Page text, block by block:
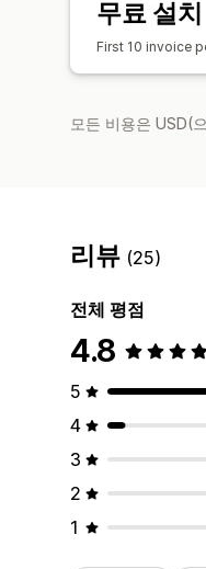
무료 설치
First 10 invoice
모든 비용은 USD(
리뷰 (25)
전체 평점
4.8
5
4
3
2
1